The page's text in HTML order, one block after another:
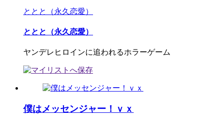
ととと（永久恋愛）
ととと（永久恋愛）
ヤンデレヒロインに追われるホラーゲーム
僕はメッセンジャー！ｖｘ